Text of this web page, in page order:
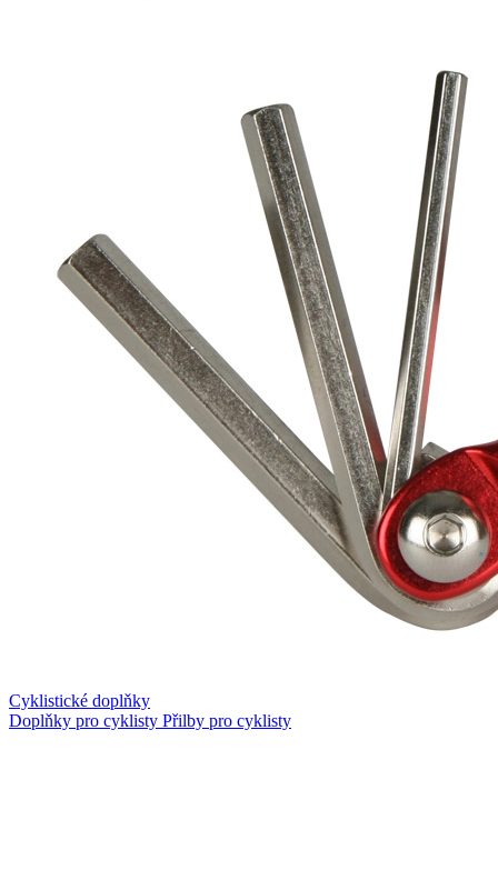
Cyklistické doplňky
Doplňky pro cyklisty Přilby pro cyklisty